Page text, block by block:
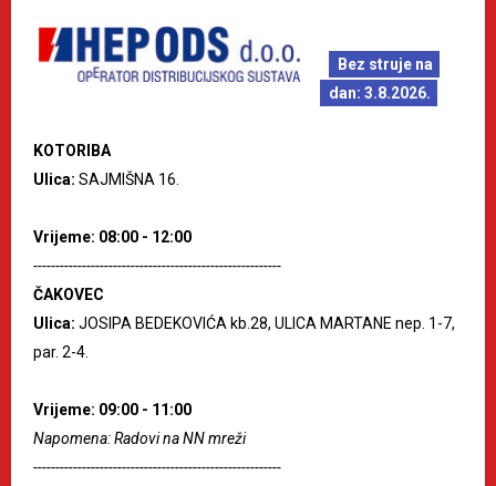
Bez struje na
dan: 3.8.2026.
KOTORIBA
Ulica: SAJMIŠNA 16.
Vrijeme: 08:00 - 12:00
--------------------------------------------------------
ČAKOVEC
Ulica: JOSIPA BEDEKOVIĆA kb.28, ULICA MARTANE nep. 1-7,
par. 2-4.
Vrijeme: 09:00 - 11:00
Napomena: Radovi na NN mreži
--------------------------------------------------------